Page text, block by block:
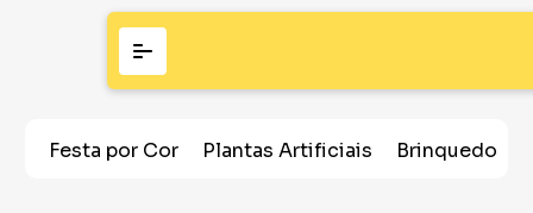
Festa por Cor Plantas Artificiais Brinquedos